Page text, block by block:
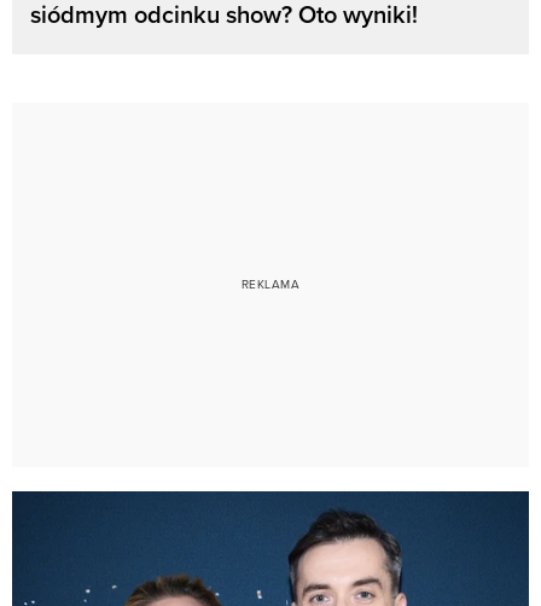
siódmym odcinku show? Oto wyniki!